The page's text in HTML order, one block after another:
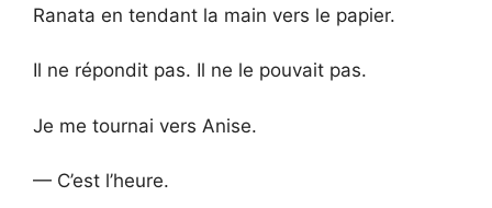
Ranata en tendant la main vers le papier.
Il ne répondit pas. Il ne le pouvait pas.
Je me tournai vers Anise.
— C’est l’heure.